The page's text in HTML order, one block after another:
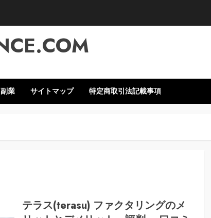
業 サイトマップ 特定商取引法記載事項
テラス(terasu) ファクタリングのメ